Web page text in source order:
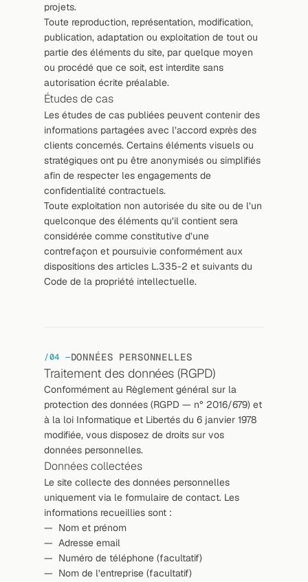
projets.
Toute reproduction, représentation, modification,
publication, adaptation ou exploitation de tout ou
partie des éléments du site, par quelque moyen
ou procédé que ce soit, est interdite sans
autorisation écrite préalable.
Études de cas
Les études de cas publiées peuvent contenir des
informations partagées avec l’accord exprès des
clients concernés. Certains éléments visuels ou
stratégiques ont pu être anonymisés ou simplifiés
afin de respecter les engagements de
confidentialité contractuels.
Toute exploitation non autorisée du site ou de l’un
quelconque des éléments qu’il contient sera
considérée comme constitutive d’une
contrefaçon et poursuivie conformément aux
dispositions des articles L.335-2 et suivants du
Code de la propriété intellectuelle.
/04 —DONNÉES PERSONNELLES
Traitement des données (RGPD)
Conformément au Règlement général sur la
protection des données (RGPD — n° 2016/679) et
à la loi Informatique et Libertés du 6 janvier 1978
modifiée, vous disposez de droits sur vos
données personnelles.
Données collectées
Le site collecte des données personnelles
uniquement via le formulaire de contact. Les
informations recueillies sont :
—  Nom et prénom
—  Adresse email
—  Numéro de téléphone (facultatif)
—  Nom de l’entreprise (facultatif)